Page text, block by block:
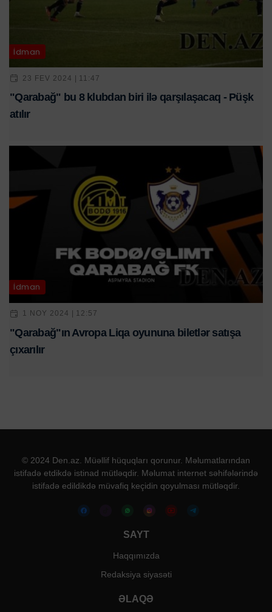
İdman
23 FEV 2024 | 11:47
"Qarabağ" bu 8 klubdan biri ilə qarşılaşacaq - Püşk
atılır
İdman
1 NOY 2024 | 12:57
"Qarabağ"ın Avropa Liqa oyununa biletlər satışa
çıxarılır
© 2024 Den.az. Müəllif hüquqları qorunur. Məlumatlarından
istifadə etdikdə istinad mütləqdir. Məlumat internet səhifələrində
istifadə edildikdə müvafiq keçidin qoyulması mütləqdir.
SAYT
Haqqımızda
Redaksiya siyasəti
ƏLAQƏ